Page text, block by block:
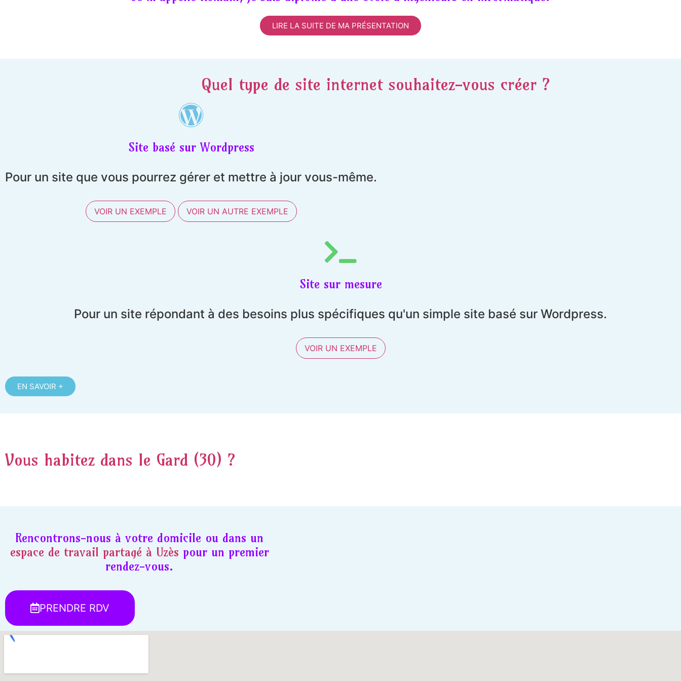
LIRE LA SUITE DE MA PRÉSENTATION
Quel type de site internet souhaitez-vous créer ?
Site basé sur Wordpress
Pour un site que vous pourrez gérer et mettre à jour vous-même.
VOIR UN EXEMPLE VOIR UN AUTRE EXEMPLE
Site sur mesure
Pour un site répondant à des besoins plus spécifiques qu'un simple site basé sur Wordpress.
VOIR UN EXEMPLE
EN SAVOIR +
Vous habitez dans le Gard (30) ?
Rencontrons-nous à votre domicile ou dans un
espace de travail partagé à Uzès pour un premier
rendez-vous.
PRENDRE RDV